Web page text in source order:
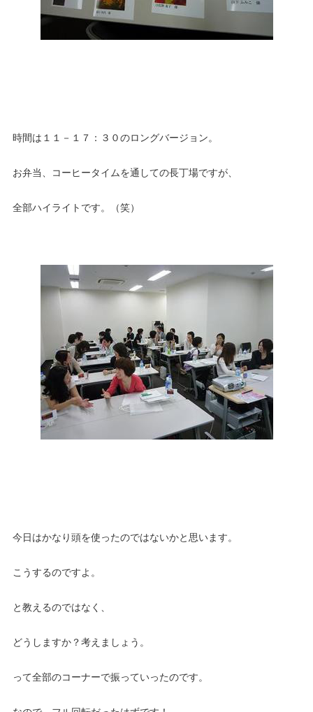
時間は１１－１７：３０のロングバージョン。
お弁当、コーヒータイムを通しての長丁場ですが、
全部ハイライトです。（笑）
今日はかなり頭を使ったのではないかと思います。
こうするのですよ。
と教えるのではなく、
どうしますか？考えましょう。
って全部のコーナーで振っていったのです。